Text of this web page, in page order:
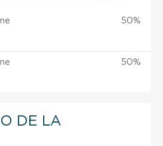
50%
50%
DE LA